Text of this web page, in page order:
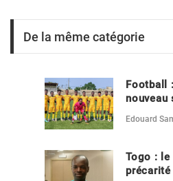
De la même catégorie
Football
nouveau
Edouard
Togo : le